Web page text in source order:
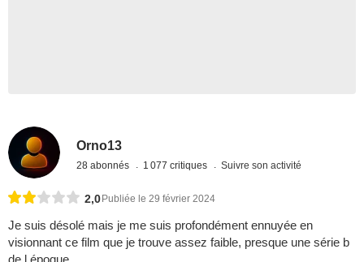
Orno13
28 abonnés 1 077 critiques Suivre son activité
2,0 Publiée le 29 février 2024
Je suis désolé mais je me suis profondément ennuyée en
visionnant ce film que je trouve assez faible, presque une série b